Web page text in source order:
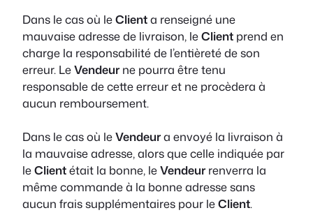
Dans le cas où leClienta renseigné une
mauvaise adresse de livraison, leClient prend en
charge la responsabilité de l’entièreté de son
erreur. LeVendeur ne pourra être tenu
responsable de cette erreur et ne procèdera à
aucun remboursement.
Dans le cas où leVendeura envoyé la livraison à
la mauvaise adresse, alors que celle indiquée par
leClientétait la bonne, leVendeur renverra la
même commande à la bonne adresse sans
aucun frais supplémentaires pour leClient.